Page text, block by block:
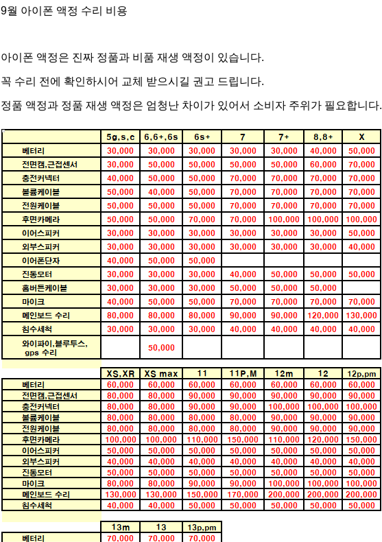
9월 아이폰 액정 수리 비용
아이폰 액정은 진짜 정품과 비품 재생 액정이 있습니다.
꼭 수리 전에 확인하시어 교체 받으시길 권고 드립니다.
정품 액정과 정품 재생 액정은 엄청난 차이가 있어서 소비자 주위가 필요합니다.